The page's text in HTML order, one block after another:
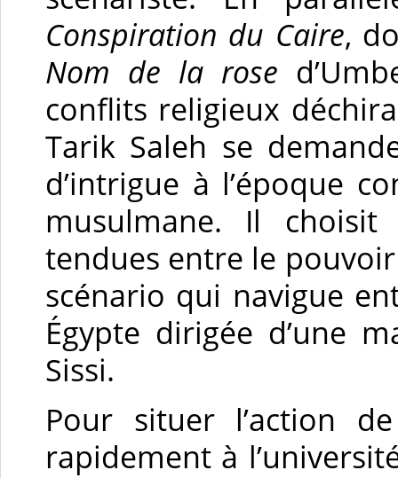
Conspiration du Caire,
Nom de la rose
conflits religieux
Tarik Saleh se
d’intrigue à l’époque
musulmane. Il choisit
tendues entre le
scénario qui navigue
Égypte dirigée d’une
Sissi.
Pour situer l’action
rapidement à